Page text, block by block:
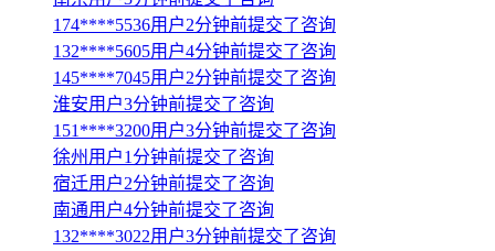
174****5536用户2分钟前提交了咨询
132****5605用户4分钟前提交了咨询
145****7045用户2分钟前提交了咨询
淮安用户3分钟前提交了咨询
151****3200用户3分钟前提交了咨询
徐州用户1分钟前提交了咨询
宿迁用户2分钟前提交了咨询
南通用户4分钟前提交了咨询
132****3022用户3分钟前提交了咨询